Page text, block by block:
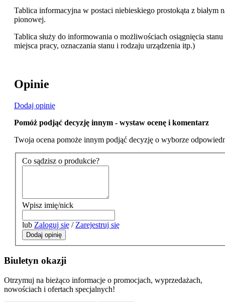
Tablica informacyjna w postaci niebieskiego prostokąta z białym
pionowej.
Tablica służy do informowania o możliwościach osiągnięcia
miejsca pracy, oznaczania stanu i rodzaju urządzenia itp.)
Opinie
Dodaj opinię
Pomóż podjąć decyzję innym - wystaw ocenę i komentarz
Twoja ocena pomoże innym podjąć decyzję o wyborze
Co sądzisz o produkcie?
Wpisz imię/nick
lub Zaloguj się / Zarejestruj się
Dodaj opinię
Biuletyn okazji
Otrzymuj na bieżąco informacje o promocjach, wyprzedażach,
nowościach i ofertach specjalnych!